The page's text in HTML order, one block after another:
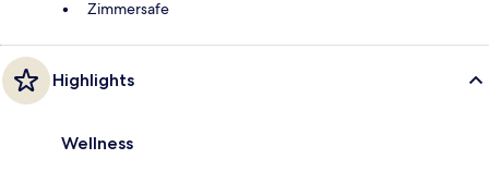
Zimmersafe
Highlights
Wellness